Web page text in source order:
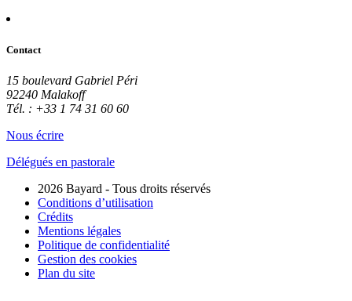
Contact
15 boulevard Gabriel Péri
92240 Malakoff
Tél. : +33 1 74 31 60 60
Nous écrire
Délégués en pastorale
2026 Bayard - Tous droits réservés
Conditions d’utilisation
Crédits
Mentions légales
Politique de confidentialité
Gestion des cookies
Plan du site